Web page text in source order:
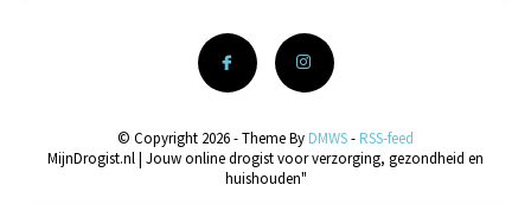
© Copyright 2026 - Theme By DMWS- RSS-feed
MijnDrogist.nl | Jouw online drogist voor verzorging, gezondheid en
huishouden"